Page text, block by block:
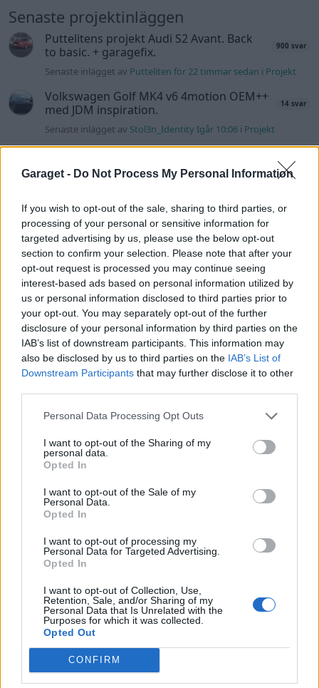
Garaget - Do Not Process My Personal Information
If you wish to opt-out of the sale, sharing to third parties, or
processing of your personal or sensitive information for
targeted advertising by us, please use the below opt-out
section to confirm your selection. Please note that after your
opt-out request is processed you may continue seeing
interest-based ads based on personal information utilized by
us or personal information disclosed to third parties prior to
your opt-out. You may separately opt-out of the further
disclosure of your personal information by third parties on the
IAB’s list of downstream participants. This information may
also be disclosed by us to third parties on the IAB’s List of
Downstream Participants that may further disclose it to other
Personal Data Processing Opt Outs
I want to opt-out of the Sharing of my
personal data.
Opted In
I want to opt-out of the Sale of my
Personal Data.
Opted In
I want to opt-out of processing my
Personal Data for Targeted Advertising.
Opted In
I want to opt-out of Collection, Use,
Retention, Sale, and/or Sharing of my
Personal Data that Is Unrelated with the
Purposes for which it was collected.
Opted Out
CONFIRM
Senaste projektinläggen
Puttelitens projekt Audi S2 Avant. Back
to basic. + garagefix.
900 svar
Senaste inlägget av Putteliten för 22 timmar sedan i Projekt
Volkswagen Golf MK4 v6 4motion OEM++
med JDM inspiration.
14 svar
Senaste inlägget av Stol3n_Identity Igår 10:06 i Projekt
delar sökes)
122 svar
Huggern goes big block with 427 ZL-1! 551 svar
Senaste inlägget av
Camaro som bruksbil?! 57 svar
Senaste inlägget avEv_volvo142 torsdag 22:10iProjekt
Volkswagen split bus t1 1962 2559 svar
Senaste inlägget avDr_snuggels torsdag 21:09iProjekt
Golf Mk2 16v Turbo 137 svar
Senaste inlägget av16vt4m torsdag 19:51i Projekt
Senaste inlägget av Marurb1 onsdag 23:42 Projekt
VTi
Senaste inlägget av
Nyaste forumtrådarna
Bestyckningsfundering. Zenith INAT 35/40
förgasare
Senaste inlägget av Mossan1 för 10 timmar sedan
Motorteknik (Avancerad)
ID 4 vs EX 40 ?
Senaste inlägget avMickeEng Igår 18:13iEl- och hybridbilar
Ni som kör HEV eller PHEV ? är ni nöjda?